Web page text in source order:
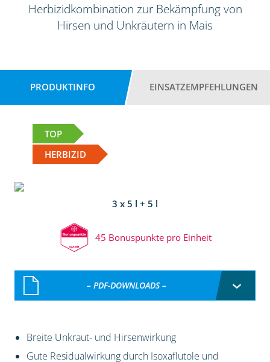
Herbizidkombination zur Bekämpfung von
Hirsen und Unkräutern in Mais
PRODUKTINFO EINSATZEMPFEHLUNGEN
TOP
HERBIZID
3 x 5 l + 5 l
45 Bonuspunkte pro Einheit
– PDF-DOWNLOADS –
Breite Unkraut- und Hirsenwirkung
Gute Residualwirkung durch Isoxaflutole und